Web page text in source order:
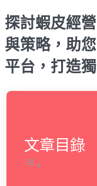
探討蝦皮經
與策略，助
平台，打造
文章目錄